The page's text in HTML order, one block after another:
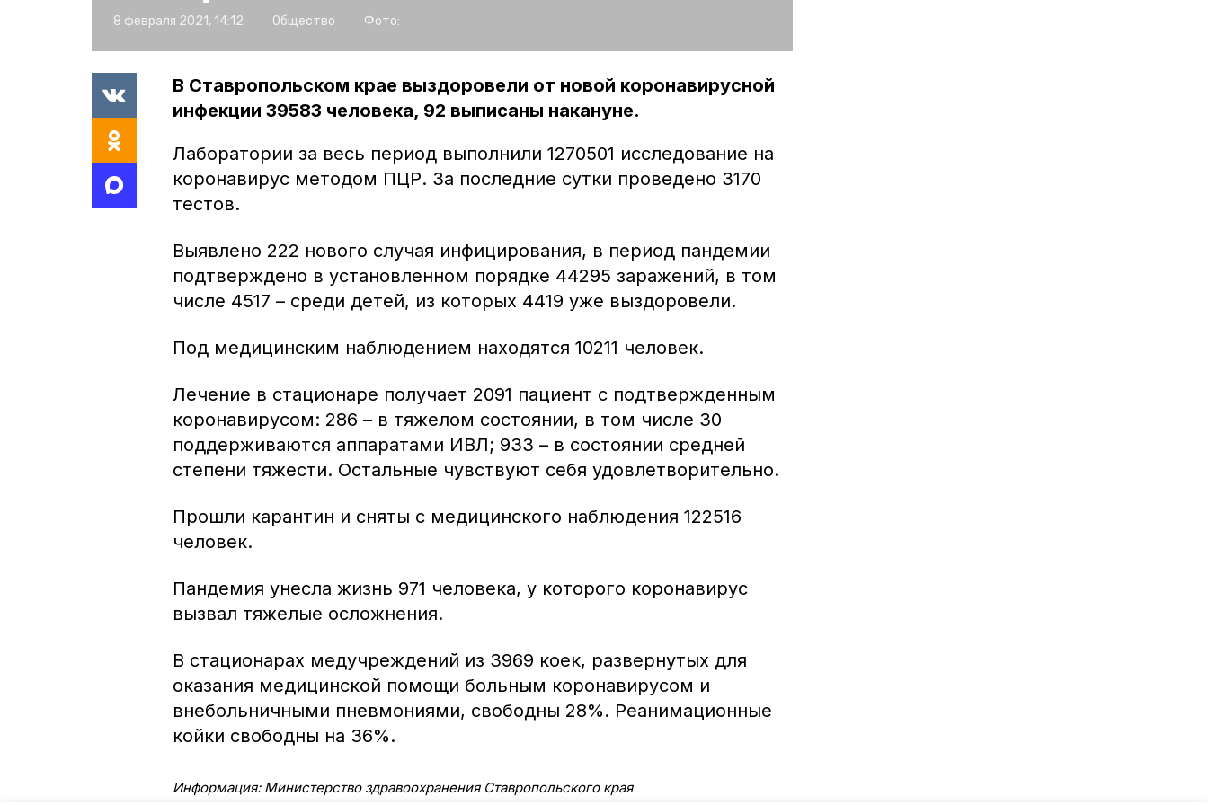
8 февраля 2021, 14:12 Общество Фото:
В Ставропольском крае выздоровели от новой коронавирусной
инфекции 39583 человека, 92 выписаны накануне.
Лаборатории за весь период выполнили 1270501 исследование на
коронавирус методом ПЦР. За последние сутки проведено 3170
тестов.
Выявлено 222 нового случая инфицирования, в период пандемии
подтверждено в установленном порядке 44295 заражений, в том
числе 4517 – среди детей, из которых 4419 уже выздоровели.
Под медицинским наблюдением находятся 10211 человек.
Лечение в стационаре получает 2091 пациент с подтвержденным
коронавирусом: 286 – в тяжелом состоянии, в том числе 30
поддерживаются аппаратами ИВЛ; 933 – в состоянии средней
степени тяжести. Остальные чувствуют себя удовлетворительно.
Прошли карантин и сняты с медицинского наблюдения 122516
человек.
Пандемия унесла жизнь 971 человека, у которого коронавирус
вызвал тяжелые осложнения.
В стационарах медучреждений из 3969 коек, развернутых для
оказания медицинской помощи больным коронавирусом и
внебольничными пневмониями, свободны 28%. Реанимационные
койки свободны на 36%.
Информация: Министерство здравоохранения Ставропольского края